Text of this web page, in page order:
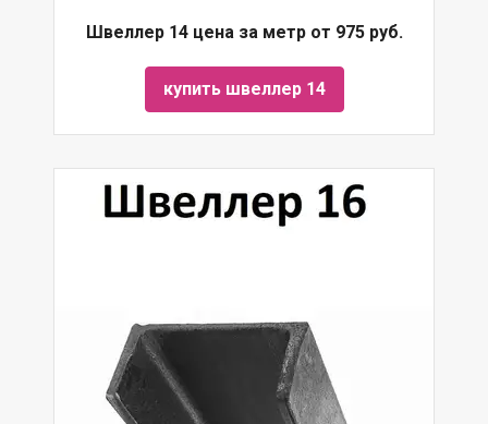
Швеллер 14 цена за метр от 975 руб.
купить швеллер 14